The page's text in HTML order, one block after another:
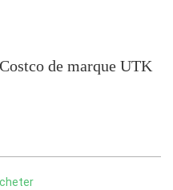
de marque UTK